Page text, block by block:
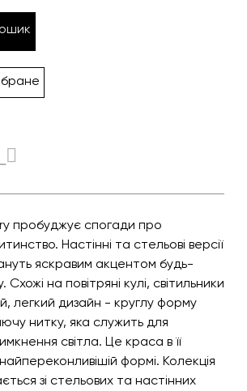
пробуджує спогади про
Настінні та стельові версії
яскравим акцентом будь-
на повітряні кулі, світильники
легкий дизайн - круглу форму
нитку, яка служить для
світла. Це краса в її
формі. Колекція
зі стельових та настінних